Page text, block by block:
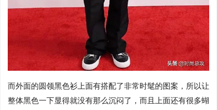
而外面的圆领黑色衫上面有搭配了非常时髦的图案，所以让
整体黑色一下显得就没有那么沉闷了，而且上面还有很多蝴